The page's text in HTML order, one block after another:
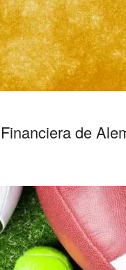
de